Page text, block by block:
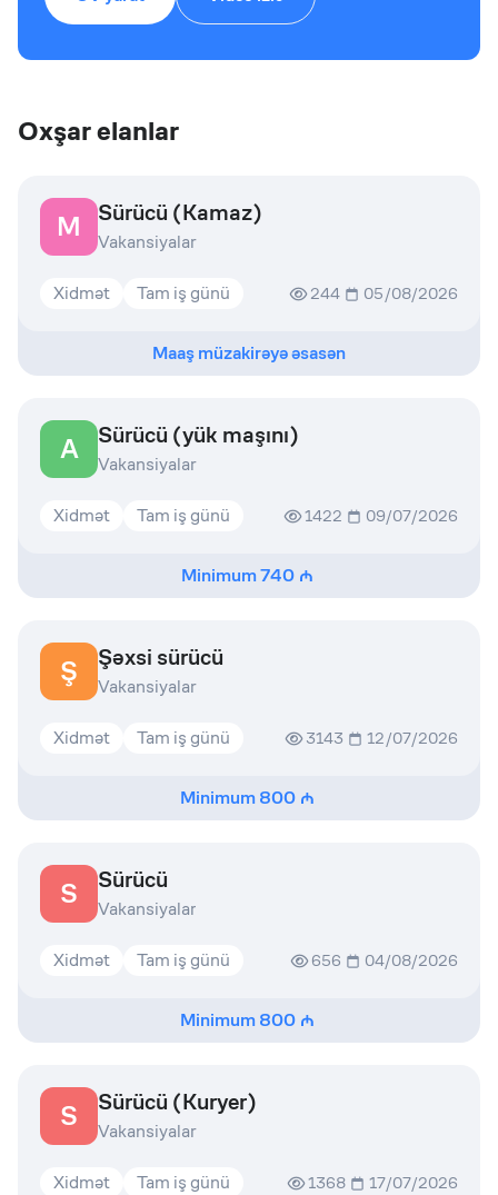
Oxşar elanlar
M Sürücü (Kamaz)
Vakansiyalar
Xidmət Tam iş günü 244 05/08/2026
Maaş müzakirəyə əsasən
A Sürücü (yük maşını)
Vakansiyalar
Xidmət Tam iş günü 1422 09/07/2026
Minimum740
Ş Şəxsi sürücü
Vakansiyalar
Xidmət Tam iş günü 3143 12/07/2026
Minimum800
S Sürücü
Vakansiyalar
Xidmət Tam iş günü 656 04/08/2026
Minimum800
S Sürücü (Kuryer)
Vakansiyalar
Xidmət Tam iş günü 1368 17/07/2026